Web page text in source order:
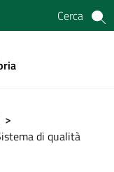
Cerca
>
di qualità